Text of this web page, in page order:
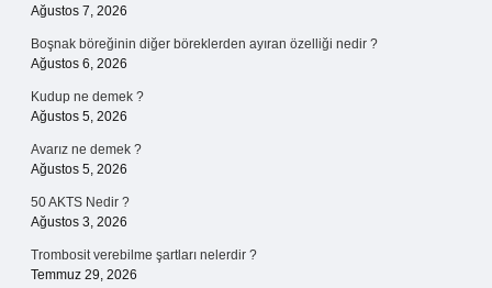
Ağustos 7, 2026
Boşnak böreğinin diğer böreklerden ayıran özelliği nedir ?
Ağustos 6, 2026
Kudup ne demek ?
Ağustos 5, 2026
Avarız ne demek ?
Ağustos 5, 2026
50 AKTS Nedir ?
Ağustos 3, 2026
Trombosit verebilme şartları nelerdir ?
Temmuz 29, 2026